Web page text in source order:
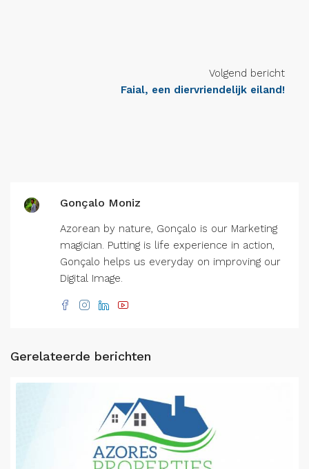
Volgend bericht
Faial, een diervriendelijk eiland!
Gonçalo Moniz
Azorean by nature, Gonçalo is our Marketing
magician. Putting is life experience in action,
Gonçalo helps us everyday on improving our
Digital Image.
Gerelateerde berichten